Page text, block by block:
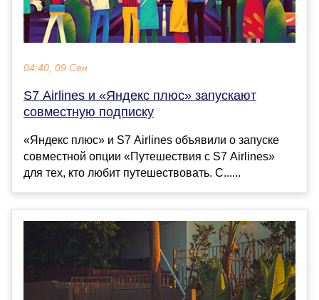
04:40, 09 Сен
S7 Airlines и «Яндекс плюс» запускают
совместную подписку
«Яндекс плюс» и S7 Airlines объявили о запуске
совместной опции «Путешествия с S7 Airlines»
для тех, кто любит путешествовать. С......